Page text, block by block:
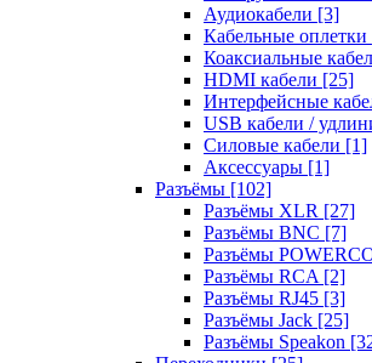
Аудиокабели [3]
Кабельные оплетки
Коаксиальные
HDMI кабели [25]
Интерфейсные
USB кабели /
Силовые кабели [1]
Аксессуары [1]
Разъёмы [102]
Разъёмы XLR [27]
Разъёмы BNC [7]
Разъёмы
Разъёмы RCA [2]
Разъёмы RJ45 [3]
Разъёмы Jack [25]
Разъёмы Speakon